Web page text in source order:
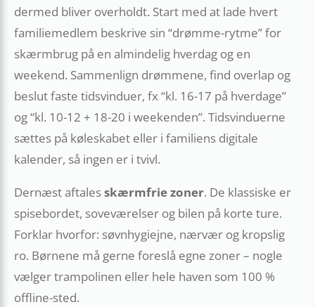
dermed bliver overholdt. Start med at lade hvert
familiemedlem beskrive sin “drømme-rytme” for
skærmbrug på en almindelig hverdag og en
weekend. Sammenlign drømmene, find overlap og
beslut faste tidsvinduer, fx “kl. 16-17 på hverdage”
og “kl. 10-12 + 18-20 i weekenden”. Tidsvinduerne
sættes på køleskabet eller i familiens digitale
kalender, så ingen er i tvivl.
Dernæst aftalesskærmfrie zoner. De klassiske er
spisebordet, soveværelser og bilen på korte ture.
Forklar hvorfor: søvnhygiejne, nærvær og kropslig
ro. Børnene må gerne foreslå egne zoner – nogle
vælger trampolinen eller hele haven som 100 %
offline-sted.